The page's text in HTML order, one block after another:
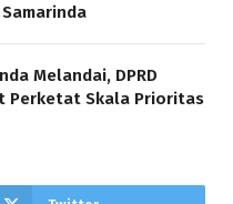
Melandai, DPRD
Perketat Skala Prioritas